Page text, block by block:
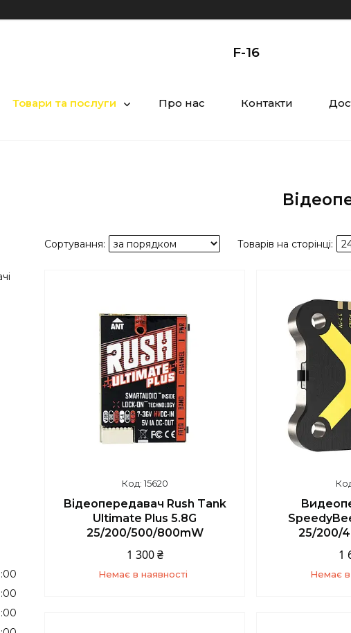
F-16
Товари та послуги Про нас Контакти
15620
Відеопередавач Rush Tank
Ultimate Plus 5.8G
25/200/500/800mW
1 300 ₴
Немає в наявності
25/200/
1
Немає в